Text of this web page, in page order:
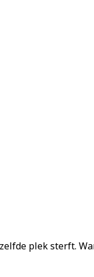
plek sterft.